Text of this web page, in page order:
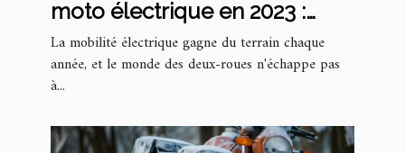
moto électrique en 2023 :
critères, modèles et astuces
d'entretien
La mobilité électrique gagne du terrain chaque
année, et le monde des deux-roues n'échappe pas
à...